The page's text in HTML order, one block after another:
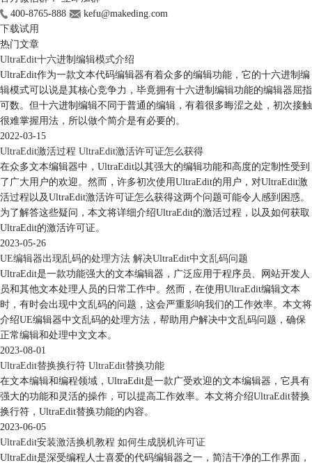
400-8765-888
kefu@makeding.com
下载试用
热门文章
UltraEdit十六进制编辑模式介绍
UltraEdit作为一款文本代码编辑器有着众多的编辑功能，它的十六进制编
辑模式可以说是其核心竞争力，毕竟拥有十六进制编辑功能的编辑器屈指
可数。但十六进制编辑不同于普通的编辑，有着很多晦涩之处，初次接触
很难掌握用法，所以做个简介是有必要的。
2022-03-15
UltraEdit激活过程 UltraEdit激活许可证怎么获得
在众多文本编辑器中，UltraEdit以其强大的编辑功能和高度的定制性受到
了广大用户的欢迎。然而，许多初次使用UltraEdit的用户，对UltraEdit激
活过程以及UltraEdit激活许可证怎么获得这两个问题可能令人感到困惑。
为了解答这些疑问，本文将详细介绍UltraEdit的激活过程，以及如何获取
UltraEdit的激活许可证。
2023-05-26
UE编辑器出现乱码的处理方法 解决UltraEdit中文乱码问题
UltraEdit是一款功能强大的文本编辑器，广泛应用于程序员、网站开发人
员和其他文本处理人员的日常工作中。然而，在使用UltraEdit编辑文本
时，有时会出现中文乱码的问题，这会严重影响我们的工作效率。本文将
介绍UE编辑器中文乱码的处理方法，帮助用户解决中文乱码问题，确保
正常编辑和处理中文文本。
2023-08-01
UltraEdit替换换行符 UltraEdit替换功能
在文本编辑和编程领域，UltraEdit是一款广受欢迎的文本编辑器，它具有
强大的功能和灵活的操作，可以提高工作效率。本文将介绍UltraEdit替换
换行符，UltraEdit替换功能的内容。
2023-06-05
UltraEdit安装激活换机教程 如何生成脱机许可证
UltraEdit是深受编程人士喜爱的代码编辑器之一，简洁干净的工作界面，